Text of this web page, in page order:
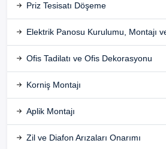
Priz Tesisatı Döşeme
Elektrik Panosu Kurulumu, Montajı
Ofis Tadilatı ve Ofis Dekorasyonu
Korniş Montajı
Aplik Montajı
Zil ve Diafon Arızaları Onarımı